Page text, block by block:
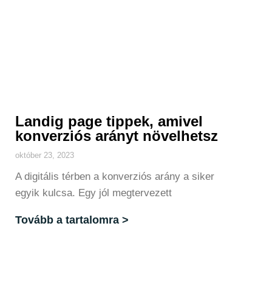
Landig page tippek, amivel
konverziós arányt növelhetsz
október 23, 2023
A digitális térben a konverziós arány a siker
egyik kulcsa. Egy jól megtervezett
Tovább a tartalomra >